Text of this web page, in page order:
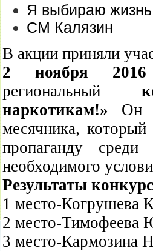
Я выбираю жизнь
СМ Калязин
В акции приняли
2 ноября
региональный
наркотикам!» Он
месячника,
пропаганду
необходимого
Результаты
1 место-Когрушева
2 место-Тимофеева
3 место-Кармозина